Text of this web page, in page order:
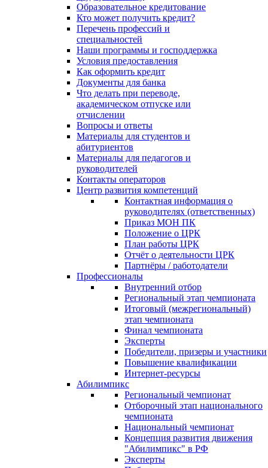
Образовательное кредитование
Кто может получить кредит?
Перечень профессий и
специальностей
Наши программы и господдержка
Условия предоставления
Как оформить кредит
Документы для банка
Что делать при переводе,
академическом отпуске или
отчислении
Вопросы и ответы
Материалы для студентов и
абитуриентов
Материалы для педагогов и
руководителей
Контакты операторов
Центр развития компетенций
Контактная информация о
руководителях (ответственных)
Приказ МОН ПК
Положение о ЦРК
План работы ЦРК
Отчёт о деятельности ЦРК
Партнёры / работодатели
Профессионалы
Внутренний отбор
Региональный этап чемпионата
Итоговый (межрегиональный)
этап чемпионата
Финал чемпионата
Эксперты
Победители, призеры и участники
Повышение квалификации
Интернет-ресурсы
Абилимпикс
Региональный чемпионат
Отборочный этап национального
чемпионата
Национальный чемпионат
Концепция развития движения
"Абилимпикс" в РФ
Эксперты